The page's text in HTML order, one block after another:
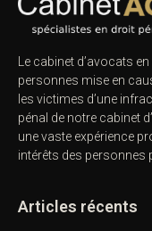
Le cabinet d’avocats
personnes mise en
les victimes d’une
pénal de notre cabinet
une vaste expérience
intérêts des personnes
Articles récents